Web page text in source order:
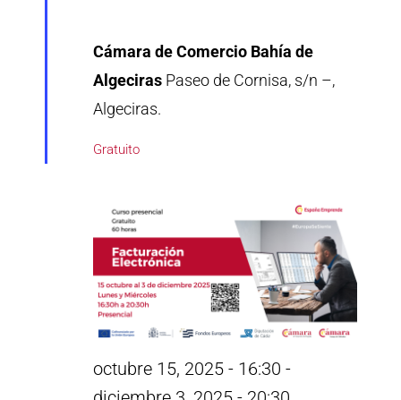
Cámara de Comercio Bahía de
Algeciras Paseo de Cornisa, s/n –,
Algeciras.
Gratuito
octubre 15, 2025 - 16:30 -